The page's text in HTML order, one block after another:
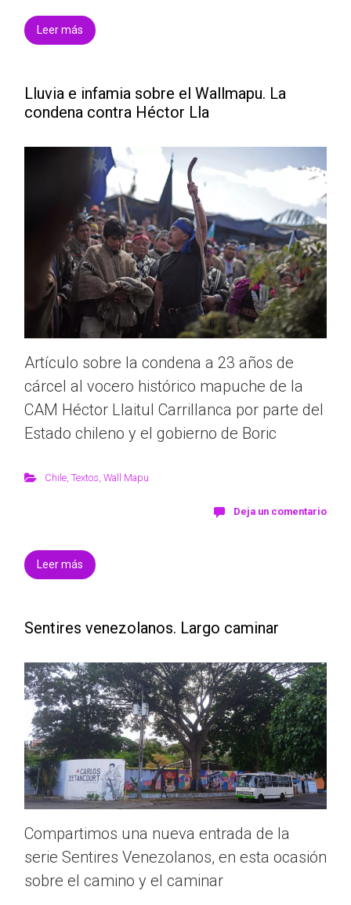
Leer más
Lluvia e infamia sobre el Wallmapu. La
condena contra Héctor Lla
Artículo sobre la condena a 23 años de
cárcel al vocero histórico mapuche de la
CAM Héctor Llaitul Carrillanca por parte del
Estado chileno y el gobierno de Boric
Chile, Textos Wall Mapu
Deja un comentario
Leer más
Sentires venezolanos. Largo caminar
Compartimos una nueva entrada de la
serie Sentires Venezolanos, en esta ocasión
sobre el camino y el caminar